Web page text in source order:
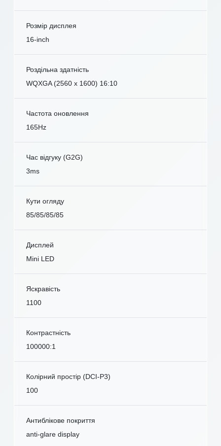
Розмір дисплея
16-inch
Роздільна здатність
WQXGA (2560 x 1600) 16:10
Частота оновлення
165Hz
Час відгуку (G2G)
3ms
Кути огляду
85/85/85/85
Дисплей
Mini LED
Яскравість
1100
Контрастність
100000:1
Колірний простір (DCI-P3)
100
Антиблікове покриття
anti-glare display